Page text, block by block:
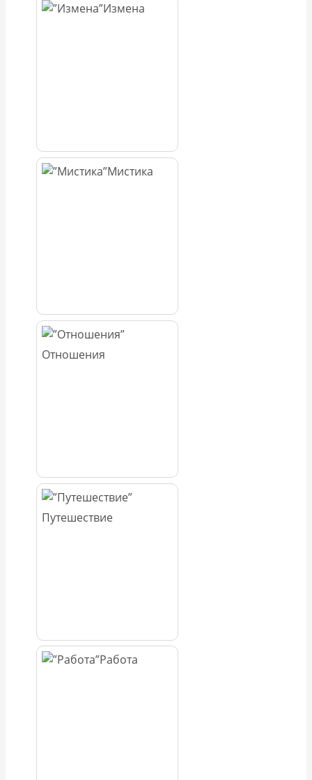
Измена
Мистика
Отношения
Путешествие
Работа